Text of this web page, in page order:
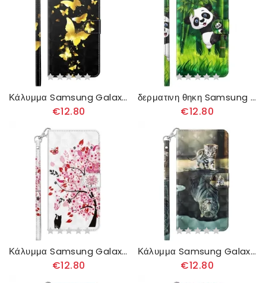
Κάλυμμα Samsung Galaxy A13 5G Κίτρινες Πεταλούδες
€12.80
δερματινη θηκη Samsung Galaxy A13 5G Πάντα Και Μπαμπού
€12.80
Κάλυμμα Samsung Galaxy A13 5G Ροζ Δέντρο
€12.80
Κάλυμμα Samsung Galaxy A13 5G Ερνέστος Ο Τίγρης
€12.80